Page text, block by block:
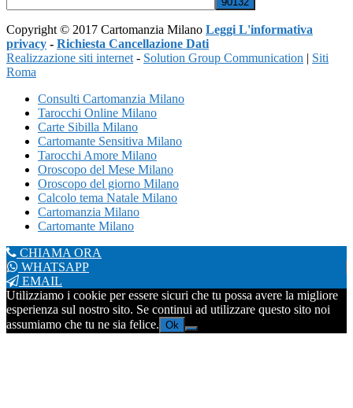
Copyright © 2017 Cartomanzia Milano Leggi L'informativa
privacy - Richiesta Cancellazione Dati
Realizzazione siti internet - Solution Group Communication | Siti
Roma
Consulti Cartomanzia Milano
Tarocchi Online Milano
Carte Sibilla Milano
Cartomante Sensitiva Milano
Tarocchi Amore Milano
Oroscopo del Mese Milano
Oroscopo del giorno Milano
Calcolo tema Natale Milano
Cartomanzia Milano
Cartomante Milano
CHIAMA ORA
WHATSAPP
EMAIL
Utilizziamo i cookie per essere sicuri che tu possa avere la migliore
esperienza sul nostro sito. Se continui ad utilizzare questo sito noi
assumiamo che tu ne sia felice. Ok